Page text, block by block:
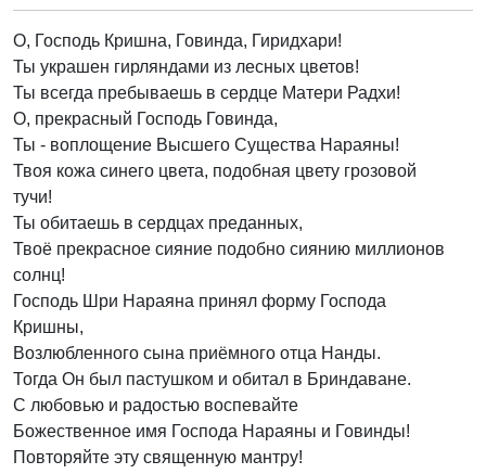
О, Господь Кришна, Говинда, Гиридхари!
Ты украшен гирляндами из лесных цветов!
Ты всегда пребываешь в сердце Матери Радхи!
О, прекрасный Господь Говинда,
Ты - воплощение Высшего Существа Нараяны!
Твоя кожа синего цвета, подобная цвету грозовой
тучи!
Ты обитаешь в сердцах преданных,
Твоё прекрасное сияние подобно сиянию миллионов
солнц!
Господь Шри Нараяна принял форму Господа
Кришны,
Возлюбленного сына приёмного отца Нанды.
Тогда Он был пастушком и обитал в Бриндаване.
С любовью и радостью воспевайте
Божественное имя Господа Нараяны и Говинды!
Повторяйте эту священную мантру!